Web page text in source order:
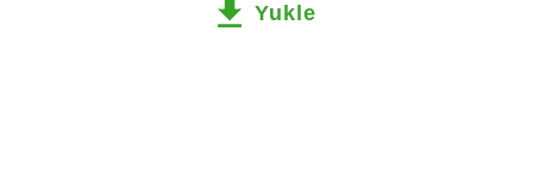
Yukle